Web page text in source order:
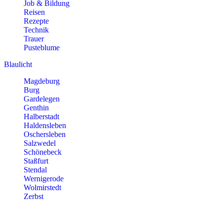
Job & Bildung
Reisen
Rezepte
Technik
Trauer
Pusteblume
Blaulicht
Magdeburg
Burg
Gardelegen
Genthin
Halberstadt
Haldensleben
Oschersleben
Salzwedel
Schönebeck
Staßfurt
Stendal
Wernigerode
Wolmirstedt
Zerbst